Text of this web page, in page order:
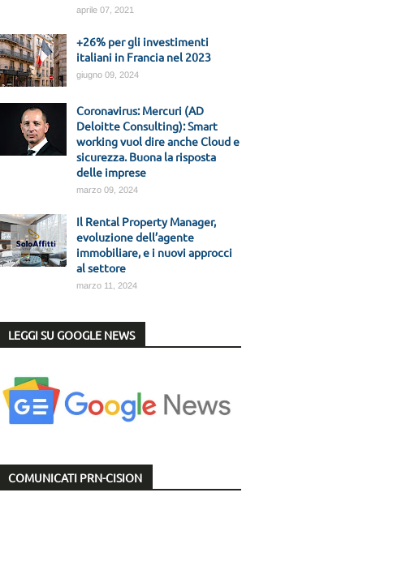
aprile 07, 2021
+26% per gli investimenti
italiani in Francia nel 2023
giugno 09, 2024
Coronavirus: Mercuri (AD
Deloitte Consulting): Smart
working vuol dire anche Cloud e
sicurezza. Buona la risposta
delle imprese
marzo 09, 2024
Il Rental Property Manager,
evoluzione dell’agente
immobiliare, e i nuovi approcci
al settore
marzo 11, 2024
LEGGI SU GOOGLE NEWS
COMUNICATI PRN-CISION